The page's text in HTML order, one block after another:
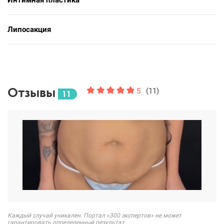
Липосакция
Отзывы 11 5 (11)
Каждый случай уникален. Портал «300 экспертов» не может